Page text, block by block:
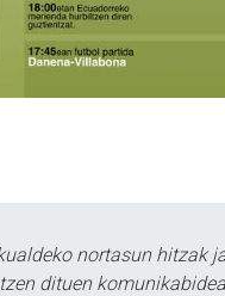
nortasun hitzak
dituen